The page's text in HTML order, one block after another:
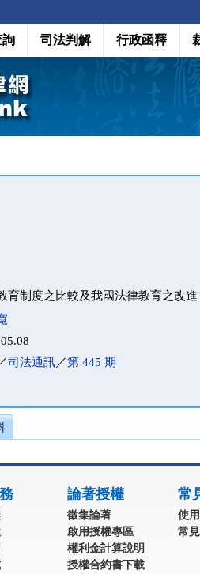
詢 司法判解 行政函釋
育制度之比較及我國法律教育之改進
司法通訊／第 445 期
論著授權
徵集論著
啟用授權專區
權利金計算說明
授權合約書下載
常
使
常